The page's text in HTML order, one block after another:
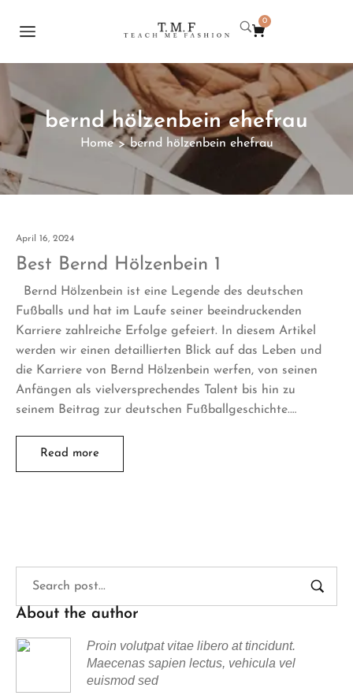
0
bernd hölzenbein ehefrau
Home > bernd hölzenbein ehefrau
April 16, 2024
Best Bernd Hölzenbein 1
Bernd Hölzenbein ist eine Legende des deutschen
Fußballs und hat im Laufe seiner beeindruckenden
Karriere zahlreiche Erfolge gefeiert. In diesem Artikel
werden wir einen detaillierten Blick auf das Leben und
die Karriere von Bernd Hölzenbein werfen, von seinen
Anfängen als vielversprechendes Talent bis hin zu
seinem Beitrag zur deutschen Fußballgeschichte.…
Read more
About the author
Proin volutpat vitae libero at tincidunt.
Maecenas sapien lectus, vehicula vel
euismod sed